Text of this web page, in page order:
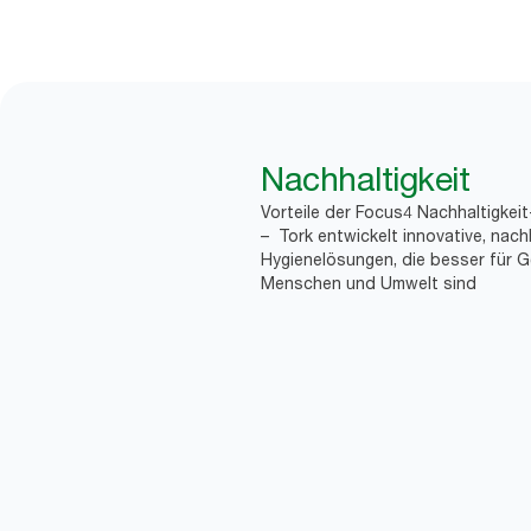
Nachhaltigkeit
Vorteile der Focus4
– Tork entwickelt innovative,
Hygienelösungen, die besser für
Menschen und Umwelt sind